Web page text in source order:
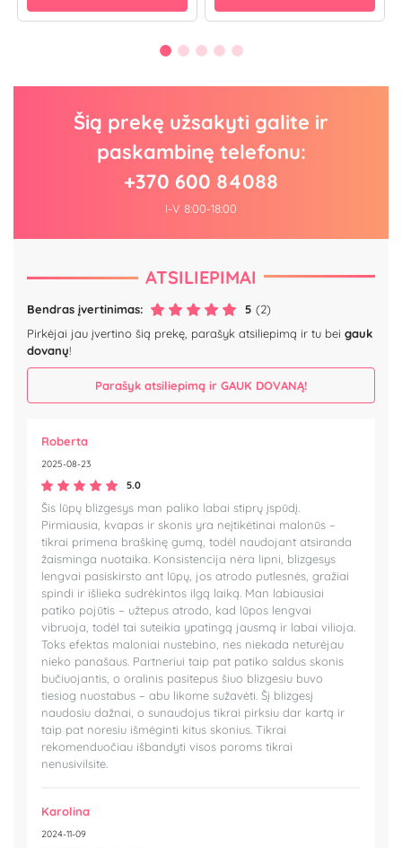
Šią prekę užsakyti galite ir
paskambinę telefonu:
+370 600 84088
I-V 8:00-18:00
ATSILIEPIMAI
Bendras įvertinimas: 5 (2)
Pirkėjai jau įvertino šią prekę, parašyk atsiliepimą ir tu bei gauk
dovanų!
Parašyk atsiliepimą ir GAUK DOVANĄ!
Roberta
2025-08-23
5.0
Šis lūpų blizgesys man paliko labai stiprų įspūdį.
Pirmiausia, kvapas ir skonis yra neįtikėtinai malonūs –
tikrai primena braškinę gumą, todėl naudojant atsiranda
žaisminga nuotaika. Konsistencija nėra lipni, blizgesys
lengvai pasiskirsto ant lūpų, jos atrodo putlesnės, gražiai
spindi ir išlieka sudrėkintos ilgą laiką. Man labiausiai
patiko pojūtis – užtepus atrodo, kad lūpos lengvai
vibruoja, todėl tai suteikia ypatingą jausmą ir labai vilioja.
Toks efektas maloniai nustebino, nes niekada neturėjau
nieko panašaus. Partneriui taip pat patiko saldus skonis
bučiuojantis, o oralinis pasitepus šiuo blizgesiu buvo
tiesiog nuostabus – abu likome sužavėti. Šį blizgesį
naudosiu dažnai, o sunaudojus tikrai pirksiu dar kartą ir
taip pat noresiu išmėginti kitus skonius. Tikrai
rekomenduočiau išbandyti visos poroms tikrai
nenusivilsite.
Karolina
2024-11-09